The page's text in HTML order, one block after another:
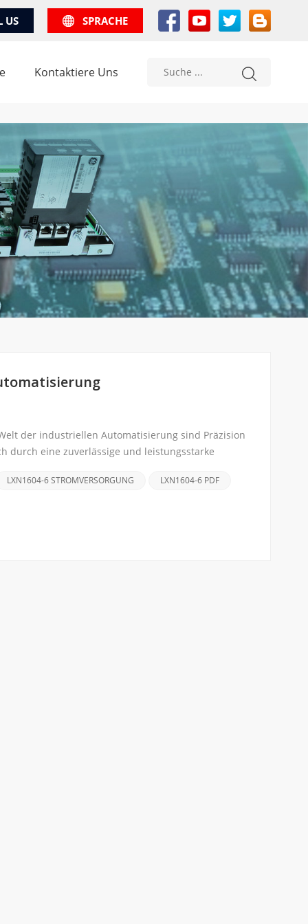
US SPRACHE
Kontaktiere Uns
der industriellen Automatisierung sind Präzision
durch eine zuverlässige und leistungsstarke
LXN1604-6 STROMVERSORGUNG LXN1604-6 PDF